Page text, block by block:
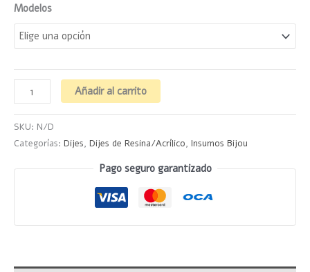
Modelos
Añadir al carrito
SKU: N/D
Categorías: Dijes, Dijes de Resina/Acrílico, Insumos Bijou
Pago seguro garantizado